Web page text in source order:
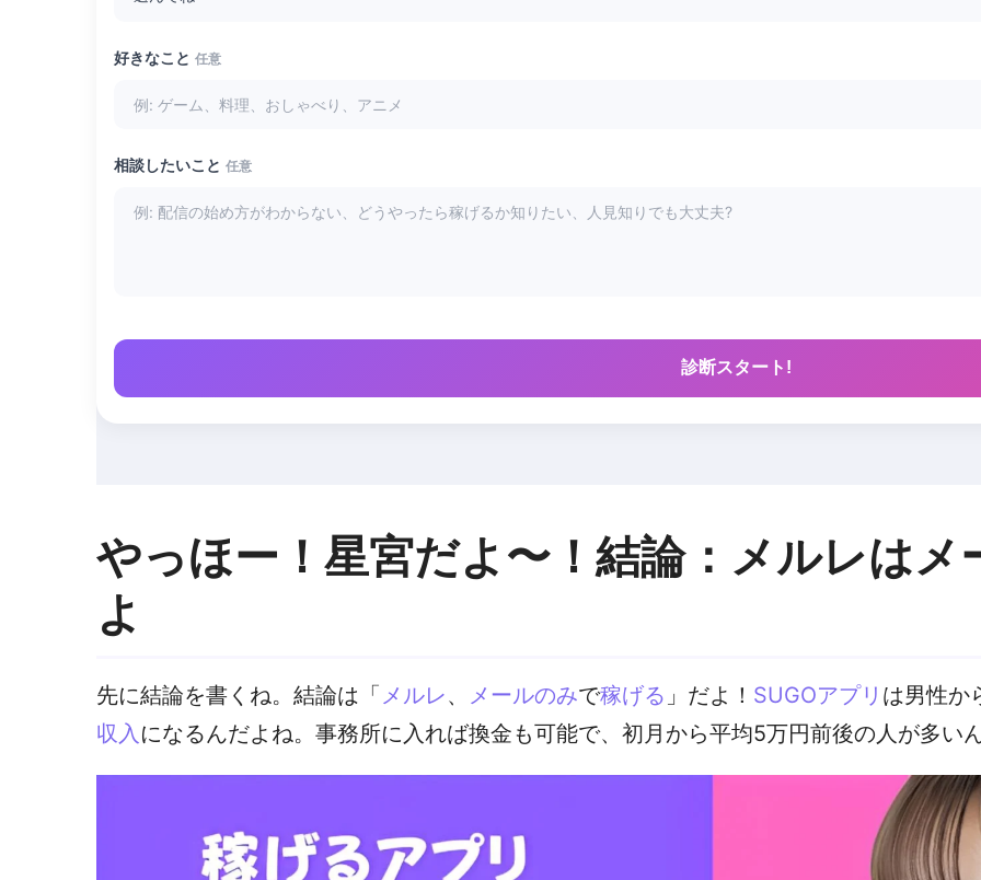
好きなこと 任意
相談したいこと 任意
診断スタート!
やっほー！星宮だよ〜！結論：メルレは
よ
先に結論を書くね。結論は「 メルレ、 メールのみで稼げる 」だよ！ SUGOアプリ は男性か
収入 になるんだよね。事務所に入れば換金も可能で、初月から平均5万円前後の人が多い